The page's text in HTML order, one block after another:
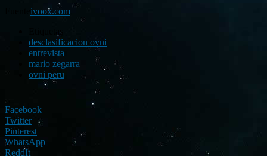
ivoox.com
Etiquetas
desclasificacion ovni
entrevista
mario zegarra
ovni peru
Facebook
Twitter
Pinterest
WhatsApp
ReddIt